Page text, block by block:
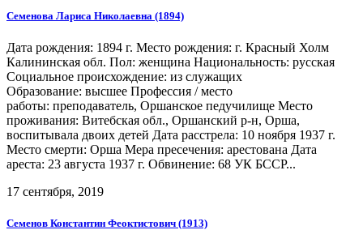
Семенова Лариса Николаевна (1894)
Дата рождения: 1894 г. Место рождения: г. Красный Холм
Калининская обл. Пол: женщина Национальность: русская
Социальное происхождение: из служащих
Образование: высшее Профессия / место
работы: преподаватель, Оршанское педучилище Место
проживания: Витебская обл., Оршанский р-н, Орша,
воспитывала двоих детей Дата расстрела: 10 ноября 1937 г.
Место смерти: Орша Мера пресечения: арестована Дата
ареста: 23 августа 1937 г. Обвинение: 68 УК БССР...
17 сентября, 2019
Семенов Константин Феоктистович (1913)